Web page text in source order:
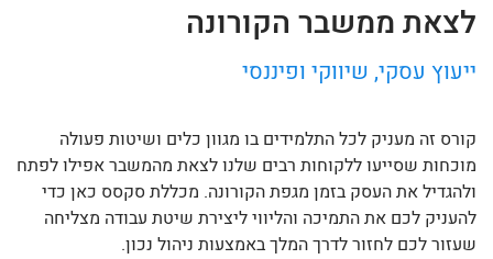
לצאת ממשבר הקורונה
ייעוץ עסקי, שיווקי ופיננסי
קורס זה מעניק לכל התלמידים בו מגוון כלים ושיטות פעולה
מוכחות שסייעו ללקוחות רבים שלנו לצאת מהמשבר אפילו לפתח
ולהגדיל את העסק בזמן מגפת הקורונה. מכללת סקסס כאן כדי
להעניק לכם את התמיכה והליווי ליצירת שיטת עבודה מצליחה
שעזור לכם לחזור לדרך המלך באמצעות ניהול נכון.